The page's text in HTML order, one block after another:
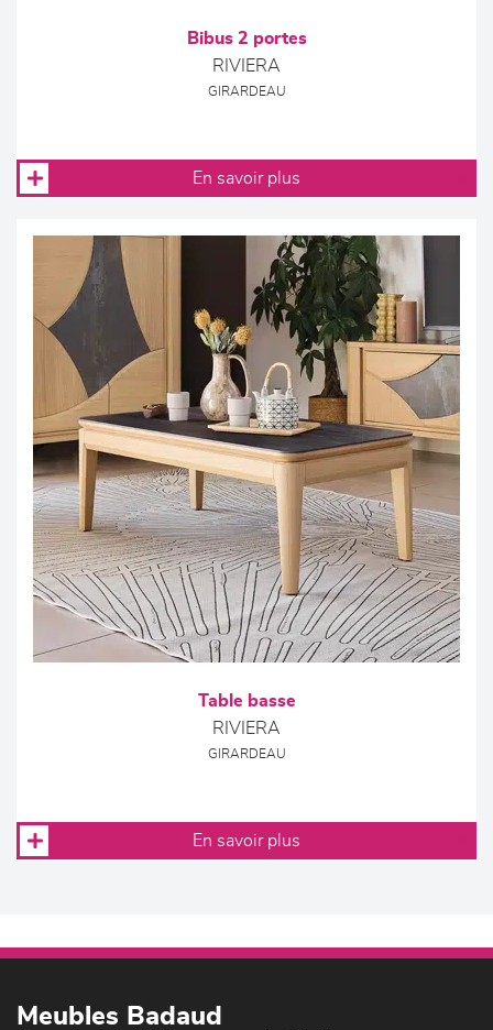
Bibus 2 portes
RIVIERA
GIRARDEAU
En savoir plus
Table basse
RIVIERA
GIRARDEAU
En savoir plus
Meubles Badaud